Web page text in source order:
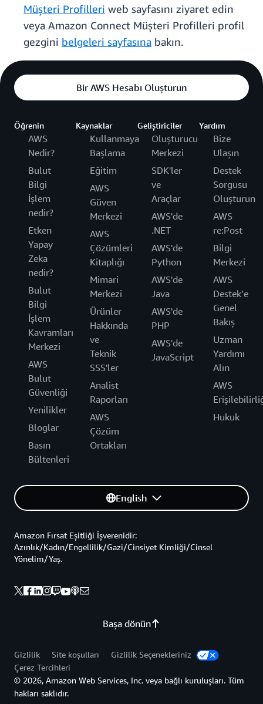
Müşteri Profilleri web sayfasını ziyaret edin
veya Amazon Connect Müşteri Profilleri profil
gezgini belgeleri sayfasına bakın.
Bir AWS Hesabı Oluşturun
Öğrenin
AWS
Nedir?
Bulut
Bilgi
İşlem
nedir?
Etken
Yapay
Zeka
nedir?
Bulut
Bilgi
İşlem
Kavramları
Merkezi
AWS
Bulut
Güvenliği
Yenilikler
Bloglar
Basın
Bültenleri
Kaynaklar
Kullanmaya
Başlama
Eğitim
AWS
Güven
Merkezi
AWS
Çözümleri
Kitaplığı
Mimari
Merkezi
Ürünler
Hakkında
ve
Teknik
SSS'ler
Analist
Raporları
AWS
Çözüm
Ortakları
Geliştiriciler
Oluşturucu
Merkezi
SDK'ler
ve
Araçlar
AWS'de
.NET
AWS'de
Python
AWS'de
Java
AWS'de
PHP
AWS'de
JavaScript
Yardım
Bize
Ulaşın
Destek
Sorgusu
Oluşturun
AWS
re:Post
Bilgi
Merkezi
AWS
Destek’e
Genel
Bakış
Uzman
Yardımı
Alın
AWS
Hukuk
English
Başa dönün
Amazon Fırsat Eşitliği İşverenidir:
Azınlık/Kadın/Engellilik/Gazi/Cinsiyet Kimliği/Cinsel
Yönelim/Yaş.
Gizlilik Site koşulları
Gizlilik Seçenekleriniz
Çerez Tercihleri
© 2026, Amazon Web Services, Inc. veya bağlı kuruluşları. Tüm
hakları saklıdır.